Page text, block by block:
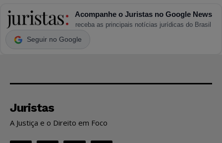
Acompanhe o Juristas no Google News
receba as principais notícias jurídicas do Brasil
Seguir no Google
Juristas
A Justiça e o Direito em Foco